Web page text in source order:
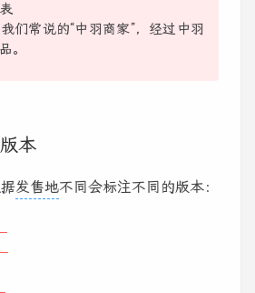
们常说的“中羽商家”，经过中羽
。
本
发售地不同会标注不同的版本：